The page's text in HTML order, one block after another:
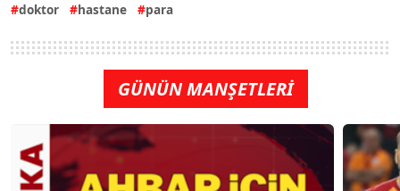
doktor
hastane para
GÜNÜN MANŞETLERİ